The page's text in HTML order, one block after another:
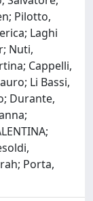
Pilotto,
Laghi
Nuti,
Cappelli,
Li Bassi,
Durante,
Porta,